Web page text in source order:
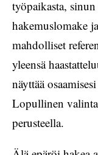
työpaikasta, sinun
hakemuslomake
mahdolliset
yleensä
näyttää
Lopullinen valinta
perusteella.